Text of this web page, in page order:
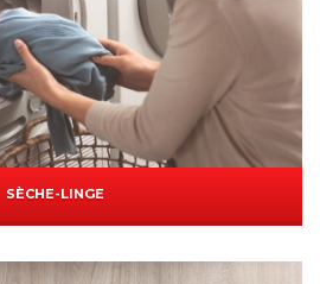
SÈCHE-LINGE